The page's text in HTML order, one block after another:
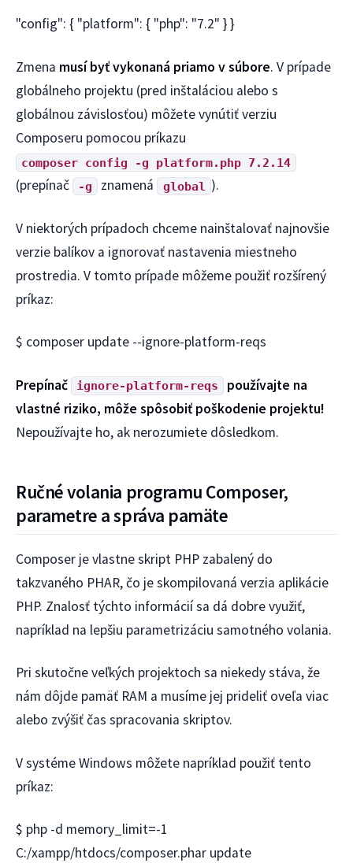
"config": { "platform": { "php": "7.2" } }
Zmena musí byť vykonaná priamo v súbore. V prípade
globálneho projektu (pred inštaláciou alebo s
globálnou závislosťou) môžete vynútiť verziu
Composeru pomocou príkazu
composer config -g platform.php 7.2.14
(prepínač -g znamená global ).
V niektorých prípadoch chceme nainštalovať najnovšie
verzie balíkov a ignorovať nastavenia miestneho
prostredia. V tomto prípade môžeme použiť rozšírený
príkaz:
$ composer update --ignore-platform-reqs
Prepínač ignore-platform-reqs
používajte na
vlastné riziko, môže spôsobiť poškodenie projektu!
Nepoužívajte ho, ak nerozumiete dôsledkom.
Ručné volania programu Composer,
parametre a správa pamäte
Composer je vlastne skript PHP zabalený do
takzvaného PHAR, čo je skompilovaná verzia aplikácie
PHP. Znalosť týchto informácií sa dá dobre využiť,
napríklad na lepšiu parametrizáciu samotného volania.
Pri skutočne veľkých projektoch sa niekedy stáva, že
nám dôjde pamäť RAM a musíme jej prideliť oveľa viac
alebo zvýšiť čas spracovania skriptov.
V systéme Windows môžete napríklad použiť tento
príkaz:
$ php -d memory_limit=-1
C:/xampp/htdocs/composer.phar update